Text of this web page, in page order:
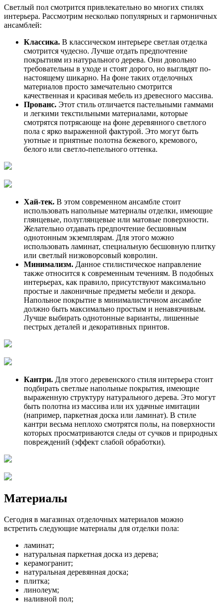
Светлый пол смотрится привлекательно во многих стилях
интерьера. Рассмотрим несколько популярных и гармоничных
ансамблей:
Классика. В классическом интерьере светлая отделка
смотрится чудесно. Лучше отдать предпочтение
покрытиям из натурального дерева. Они довольно
требовательны в уходе и стоят дорого, но выглядят по-
настоящему шикарно. На фоне таких отделочных
материалов просто замечательно смотрится
качественная и красивая мебель из древесного массива.
Прованс. Этот стиль отличается пастельными гаммами
и легкими текстильными материалами, которые
смотрятся потрясающе на фоне деревянного светлого
пола с ярко выраженной фактурой. Это могут быть
уютные и приятные полотна бежевого, кремового,
белого или светло-пепельного оттенка.
Хай-тек. В этом современном ансамбле стоит
использовать напольные материалы отделки, имеющие
глянцевые, полуглянцевые или матовые поверхности.
Желательно отдавать предпочтение бесшовным
однотонным экземплярам. Для этого можно
использовать ламинат, специальную бесшовную плитку
или светлый низковорсовый ковролин.
Минимализм. Данное стилистическое направление
также относится к современным течениям. В подобных
интерьерах, как правило, присутствуют максимально
простые и лаконичные предметы мебели и декора.
Напольное покрытие в минималистичном ансамбле
должно быть максимально простым и ненавязчивым.
Лучше выбирать однотонные варианты, лишенные
пестрых деталей и декоративных принтов.
Кантри. Для этого деревенского стиля интерьера стоит
подбирать светлые напольные покрытия, имеющие
выраженную структуру натурального дерева. Это могут
быть полотна из массива или их удачные имитации
(например, паркетная доска или ламинат). В стиле
кантри весьма неплохо смотрятся полы, на поверхности
которых просматриваются следы от сучков и природных
повреждений (эффект слабой обработки).
Материалы
Сегодня в магазинах отделочных материалов можно
встретить следующие материалы для отделки пола:
ламинат;
натуральная паркетная доска из дерева;
керамогранит;
натуральная деревянная доска;
плитка;
линолеум;
наливной пол;